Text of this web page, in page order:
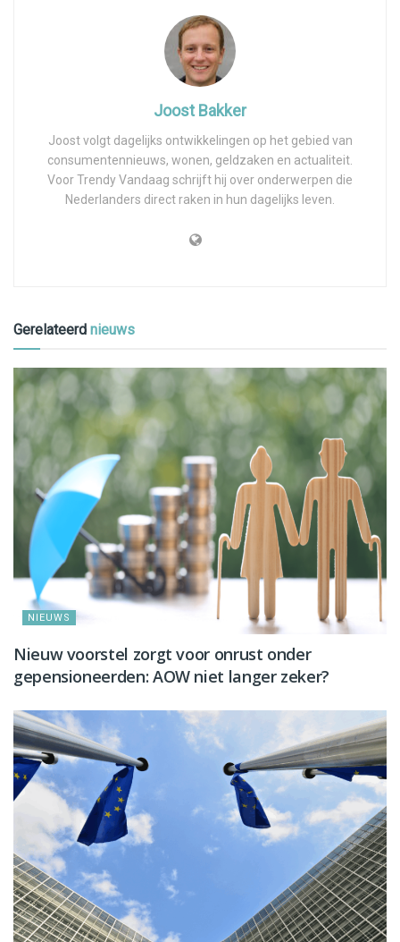
Joost Bakker
Joost volgt dagelijks ontwikkelingen op het gebied van
consumentennieuws, wonen, geldzaken en actualiteit.
Voor Trendy Vandaag schrijft hij over onderwerpen die
Nederlanders direct raken in hun dagelijks leven.
Gerelateerd nieuws
NIEUWS
Nieuw voorstel zorgt voor onrust onder
gepensioneerden: AOW niet langer zeker?